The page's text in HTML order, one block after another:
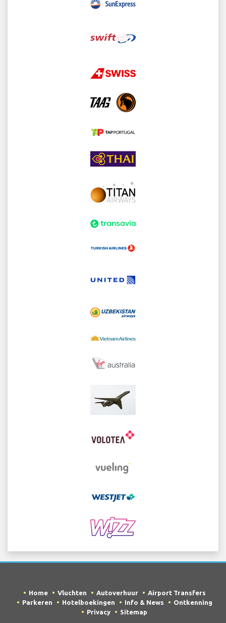
Home Vluchten Autoverhuur
Airport Transfers
Parkeren
Hotelboekingen Info & News
Ontkenning
Privacy
Sitemap